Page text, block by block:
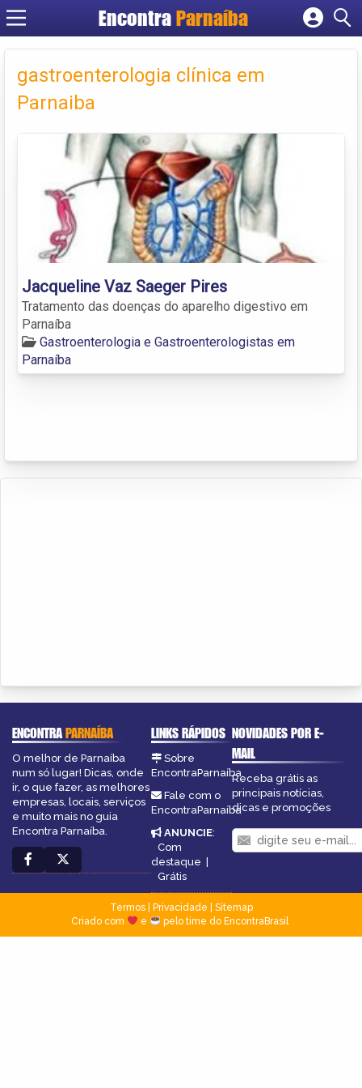
Encontra Parnaíba
Cadastrar empresa
Criar conta
gastroenterologia clínica em
Parnaiba
Jacqueline Vaz Saeger Pires
Tratamento das doenças do aparelho digestivo em
Parnaíba
Gastroenterologia e Gastroenterologistas em
Parnaíba
ENCONTRAPARNAÍBA
O melhor de Parnaíba
num só lugar! Dicas, onde
ir, o que fazer, as melhores
empresas, locais, serviços
e muito mais no guia
Encontra Parnaíba.
LINKS RÁPIDOS
Sobre
EncontraParnaíba
Fale com o
EncontraParnaíba
ANUNCIE:
Com
destaque |
Grátis
NOVIDADES POR E-
MAIL
Receba grátis as
principais notícias,
dicas e promoções
Termos| Privacidade
Sitemap
Criado com
e pelo time do EncontraBrasil